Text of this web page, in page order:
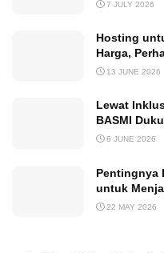
7 JULY 2026
Hosting
Harga,
13 JUNE 2026
Lewat
BASMI
6 JUNE 2026
Pentingnya
untuk
22 MAY 2026